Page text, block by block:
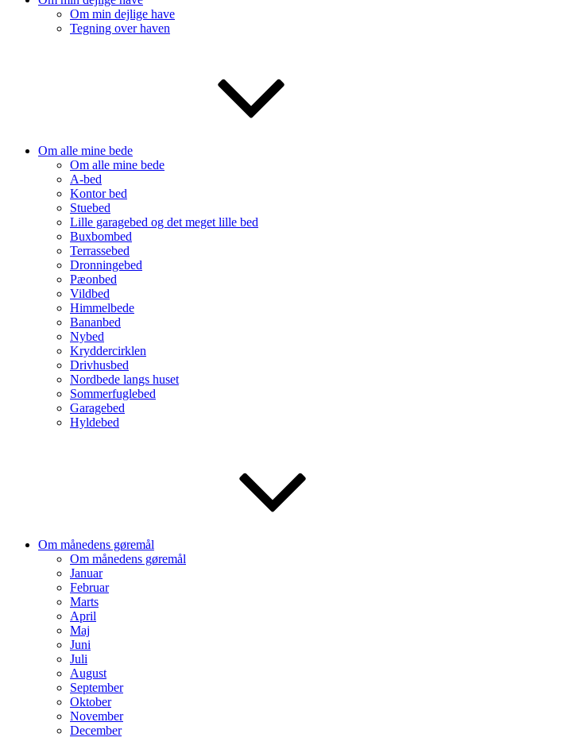
Om min dejlige have
Tegning over haven
Om alle mine bede
Om alle mine bede
A-bed
Kontor bed
Stuebed
Lille garagebed og det meget lille bed
Buxbombed
Terrassebed
Dronningebed
Pæonbed
Vildbed
Himmelbede
Bananbed
Nybed
Kryddercirklen
Drivhusbed
Nordbede langs huset
Sommerfuglebed
Garagebed
Hyldebed
Om månedens gøremål
Om månedens gøremål
Januar
Februar
Marts
April
Maj
Juni
Juli
August
September
Oktober
November
December